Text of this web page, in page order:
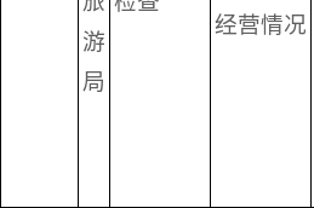
游
局
经营情况